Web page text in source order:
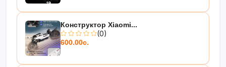
Конструктор Xiaomi...
(0)
600.00с.